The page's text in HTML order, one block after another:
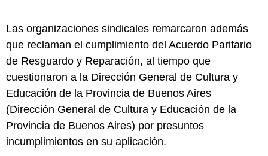
Las organizaciones sindicales remarcaron además
que reclaman el cumplimiento del Acuerdo Paritario
de Resguardo y Reparación, al tiempo que
cuestionaron a la Dirección General de Cultura y
Educación de la Provincia de Buenos Aires
(Dirección General de Cultura y Educación de la
Provincia de Buenos Aires) por presuntos
incumplimientos en su aplicación.